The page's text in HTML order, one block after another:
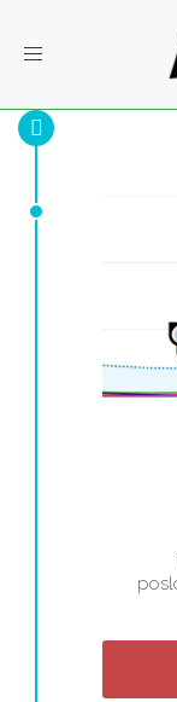
Toggle